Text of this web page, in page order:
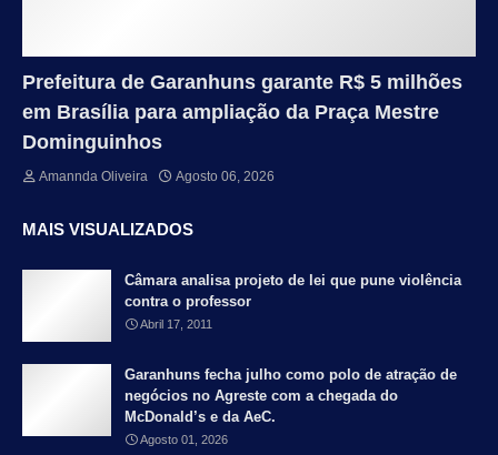
Prefeitura de Garanhuns garante R$ 5 milhões
em Brasília para ampliação da Praça Mestre
Dominguinhos
Amannda Oliveira Agosto 06, 2026
MAIS VISUALIZADOS
Câmara analisa projeto de lei que pune violência
contra o professor
Abril 17, 2011
Garanhuns fecha julho como polo de atração de
negócios no Agreste com a chegada do
McDonald’s e da AeC.
Agosto 01, 2026